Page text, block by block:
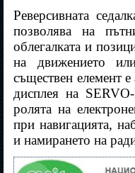
Реверсивната
позволява на
облегалката и
на движението
съществен елемент е
дисплея на
ролята на
при навигацията,
и намирането на